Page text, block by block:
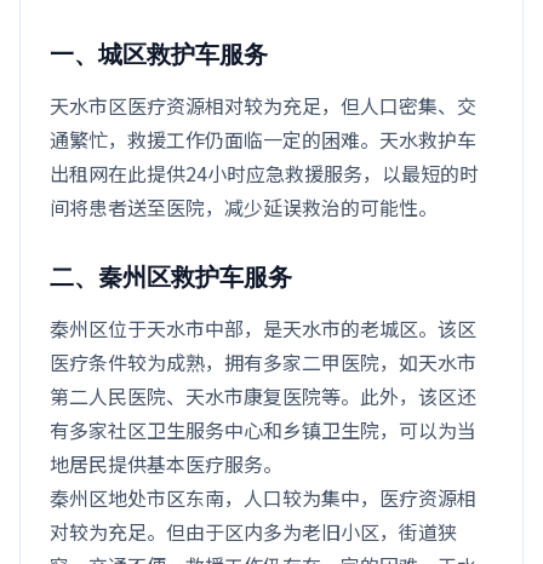
一、城区救护车服务
天水市区医疗资源相对较为充足，但人口密集、交
通繁忙，救援工作仍面临一定的困难。天水救护车
出租网在此提供24小时应急救援服务，以最短的时
间将患者送至医院，减少延误救治的可能性。
二、秦州区救护车服务
秦州区位于天水市中部，是天水市的老城区。该区
医疗条件较为成熟，拥有多家二甲医院，如天水市
第二人民医院、天水市康复医院等。此外，该区还
有多家社区卫生服务中心和乡镇卫生院，可以为当
地居民提供基本医疗服务。
秦州区地处市区东南，人口较为集中，医疗资源相
对较为充足。但由于区内多为老旧小区，街道狭